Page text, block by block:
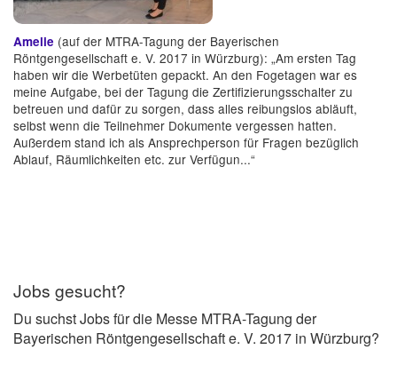
Amelie (auf der MTRA-Tagung der Bayerischen
Röntgengesellschaft e. V. 2017 in Würzburg): „Am ersten Tag
haben wir die Werbetüten gepackt. An den Fogetagen war es
meine Aufgabe, bei der Tagung die Zertifizierungsschalter zu
betreuen und dafür zu sorgen, dass alles reibungslos abläuft,
selbst wenn die Teilnehmer Dokumente vergessen hatten.
Außerdem stand ich als Ansprechperson für Fragen bezüglich
Ablauf, Räumlichkeiten etc. zur Verfügun...“
Jobs gesucht?
Du suchst Jobs für die Messe MTRA-Tagung der
Bayerischen Röntgengesellschaft e. V. 2017 in Würzburg?